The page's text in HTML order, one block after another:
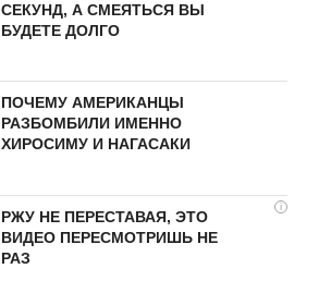
СЕКУНД, А СМЕЯТЬСЯ ВЫ
БУДЕТЕ ДОЛГО
ПОЧЕМУ АМЕРИКАНЦЫ
РАЗБОМБИЛИ ИМЕННО
ХИРОСИМУ И НАГАСАКИ
i
РЖУ НЕ ПЕРЕСТАВАЯ, ЭТО
ВИДЕО ПЕРЕСМОТРИШЬ НЕ
РАЗ